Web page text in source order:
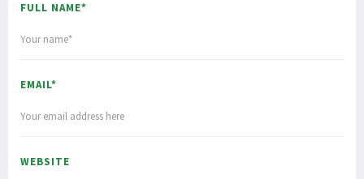
FULL NAME*
EMAIL*
WEBSITE